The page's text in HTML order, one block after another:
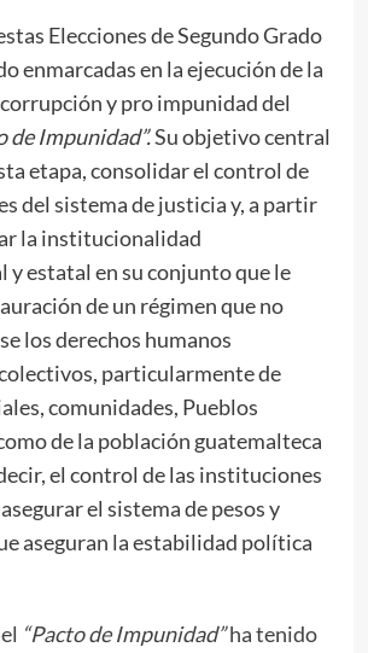
Elecciones de Segundo Grado
enmarcadas en la ejecución de la
y pro impunidad del
de Impunidad”.Su objetivo central
etapa, consolidar el control de
del sistema de justicia y, a partir
la institucionalidad
y estatal en su conjunto que le
de un régimen que no
los derechos humanos
particularmente de
comunidades, Pueblos
de la población guatemalteca
el control de las instituciones
el sistema de pesos y
aseguran la estabilidad política
“Pacto de Impunidad”ha tenido